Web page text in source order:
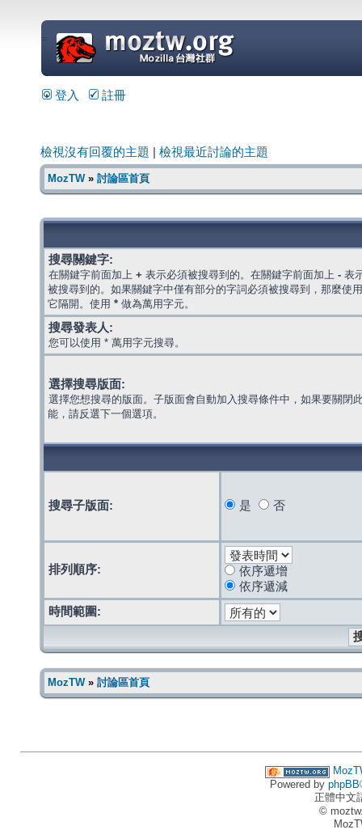
=
登入 註冊
檢視沒有回覆的主題 檢視最近討論的主題
MozTW» 討論區首頁
搜尋關鍵字:
在關鍵字前面加上 + 表示必須被搜尋到的。在關鍵字前面加上 - 表
被搜尋到的。如果關鍵字中僅有部分的字詞必須被搜尋到，那麼使
它隔開。使用 * 做為萬用字元。
搜尋發表人:
您可以使用 * 萬用字元搜尋。
選擇搜尋版面:
選擇您想搜尋的版面。子版面會自動加入搜尋條件中，如果要關閉
能，請反選下一個選項。
搜尋子版面: 是 否
排列順序:
依序遞增
依序遞減
時間範圍:
MozTW» 討論區首頁
Powered by phpBB
正體中文
©